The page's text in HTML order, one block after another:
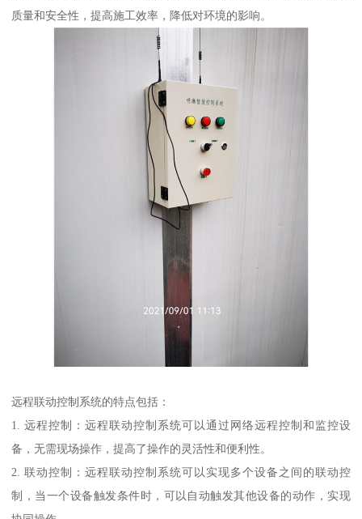
质量和安全性，提高施工效率，降低对环境的影响。
远程联动控制系统的特点包括：
1. 远程控制：远程联动控制系统可以通过网络远程控制和监控设
备，无需现场操作，提高了操作的灵活性和便利性。
2. 联动控制：远程联动控制系统可以实现多个设备之间的联动控
制，当一个设备触发条件时，可以自动触发其他设备的动作，实现